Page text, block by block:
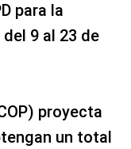
para la
9 al 23 de
proyecta
un total